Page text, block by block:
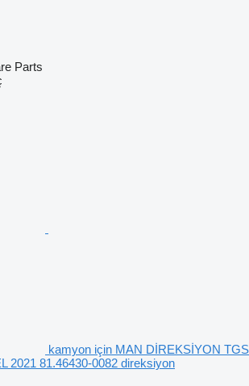
Parts
kamyon için MAN DİREKSİYON TGS
2021 81.46430-0082 direksiyon